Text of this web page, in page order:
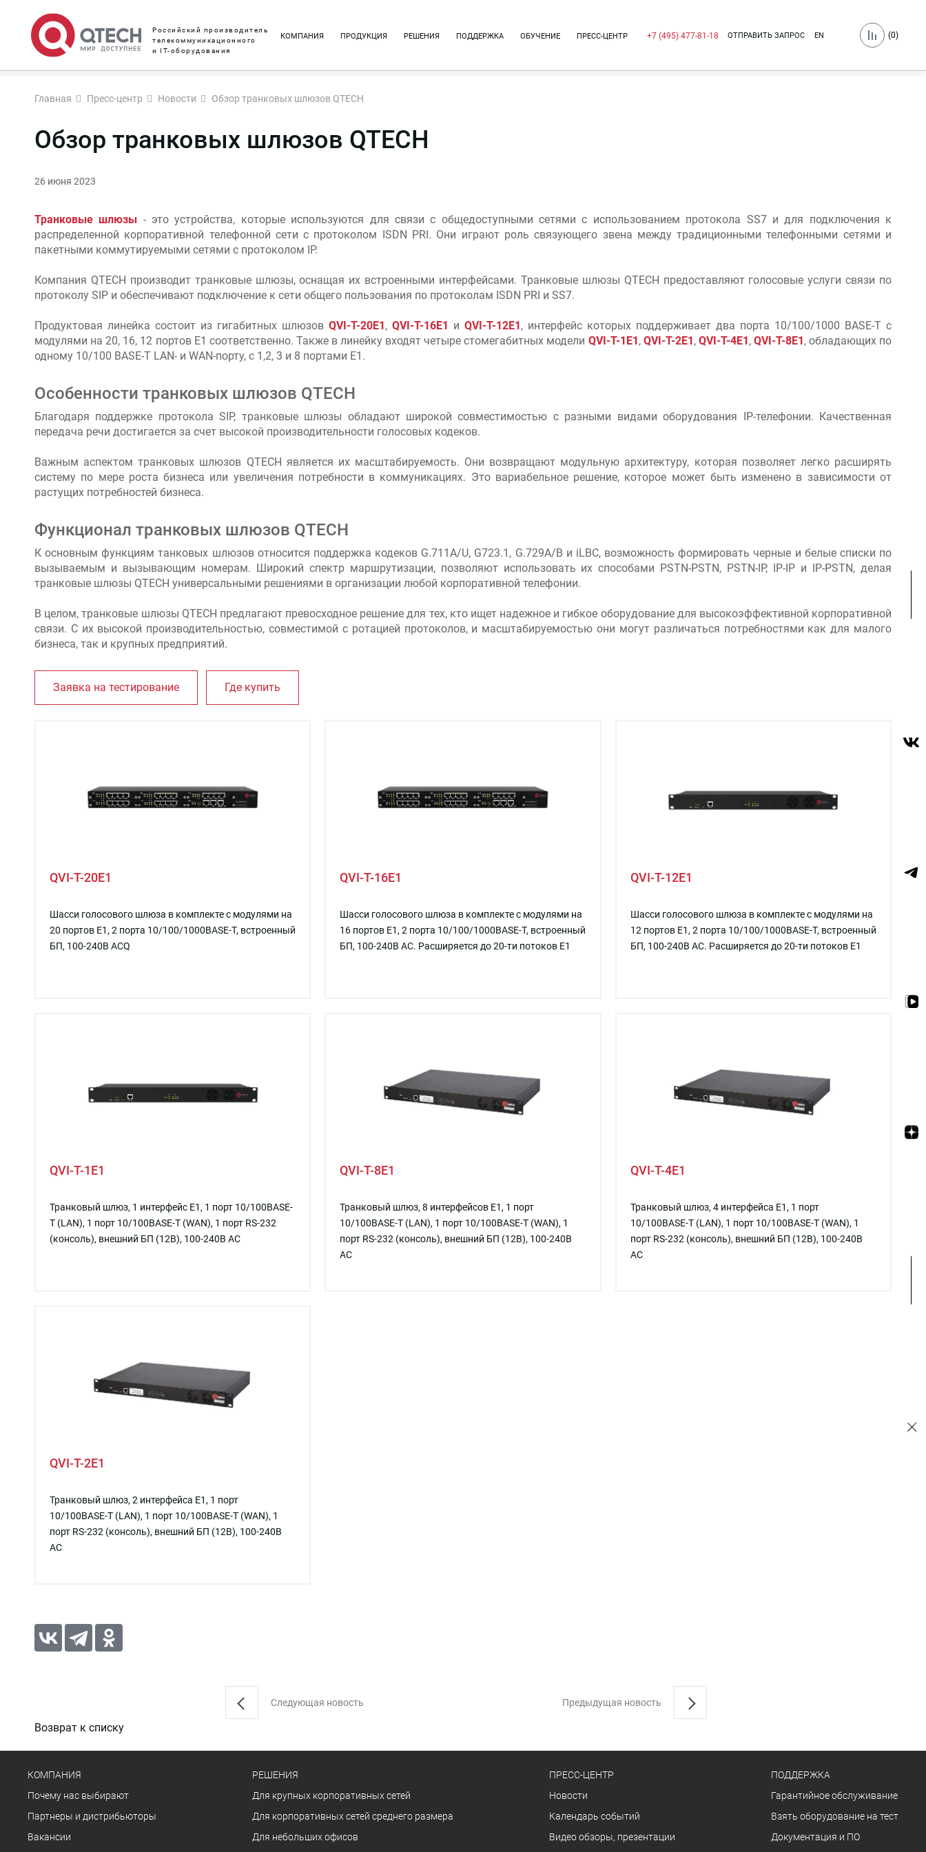
Российский производитель
телекоммуникационного
и IT-оборудования
КОМПАНИЯ ПРОДУКЦИЯ РЕШЕНИЯ ПОДДЕРЖКА ОБУЧЕНИЕ ПРЕСС-ЦЕНТР +7 (495) 477-81-18 ОТПРАВИТЬ ЗАПРОС EN (0)
Главная Пресс-центр Новости Обзор транковых шлюзов QTECH
Обзор транковых шлюзов QTECH
26 июня 2023
Транковые шлюзы - это устройства, которые используются для связи с общедоступными сетями с использованием протокола SS7 и для подключения к
распределенной корпоративной телефонной сети с протоколом ISDN PRI. Они играют роль связующего звена между традиционными телефонными сетями и
пакетными коммутируемыми сетями с протоколом IP.
Компания QTECH производит транковые шлюзы, оснащая их встроенными интерфейсами. Транковые шлюзы QTECH предоставляют голосовые услуги связи по
протоколу SIP и обеспечивают подключение к сети общего пользования по протоколам ISDN PRI и SS7.
Продуктовая линейка состоит из гигабитных шлюзов QVI-T-20E1, QVI-T-16E1 и QVI-T-12E1, интерфейс которых поддерживает два порта 10/100/1000 BASE-T с
модулями на 20, 16, 12 портов E1 соответственно. Также в линейку входят четыре стомегабитных модели QVI-T-1E1, QVI-T-2E1, QVI-T-4E1, QVI-T-8E1, обладающих по
одному 10/100 BASE-T LAN- и WAN-порту, с 1,2, 3 и 8 портами E1.
Особенности транковых шлюзов QTECH
Благодаря поддержке протокола SIP, транковые шлюзы обладают широкой совместимостью с разными видами оборудования IP-телефонии. Качественная
передача речи достигается за счет высокой производительности голосовых кодеков.
Важным аспектом транковых шлюзов QTECH является их масштабируемость. Они возвращают модульную архитектуру, которая позволяет легко расширять
систему по мере роста бизнеса или увеличения потребности в коммуникациях. Это вариабельное решение, которое может быть изменено в зависимости от
растущих потребностей бизнеса.
Функционал транковых шлюзов QTECH
К основным функциям танковых шлюзов относится поддержка кодеков G.711A/U, G723.1, G.729A/B и iLBC, возможность формировать черные и белые списки по
вызываемым и вызывающим номерам. Широкий спектр маршрутизации, позволяют использовать их способами PSTN-PSTN, PSTN-IP, IP-IP и IP-PSTN, делая
транковые шлюзы QTECH универсальными решениями в организации любой корпоративной телефонии.
В целом, транковые шлюзы QTECH предлагают превосходное решение для тех, кто ищет надежное и гибкое оборудование для высокоэффективной корпоративной
связи. С их высокой производительностью, совместимой с ротацией протоколов, и масштабируемостью они могут различаться потребностями как для малого
бизнеса, так и крупных предприятий.
QVI-T-20E1
Шасси голосового шлюза в комплекте с модулями на
20 портов E1, 2 порта 10/100/1000BASE-T, встроенный
БП, 100-240В ACQ
QVI-T-16E1
Шасси голосового шлюза в комплекте с модулями на
16 портов E1, 2 порта 10/100/1000BASE-T, встроенный
БП, 100-240В AC. Расширяется до 20-ти потоков E1
QVI-T-12E1
Шасси голосового шлюза в комплекте с модулями на
12 портов E1, 2 порта 10/100/1000BASE-T, встроенный
БП, 100-240В AC. Расширяется до 20-ти потоков E1
QVI-T-1E1
Транковый шлюз, 1 интерфейс E1, 1 порт 10/100BASE-
T (LAN), 1 порт 10/100BASE-T (WAN), 1 порт RS-232
(консоль), внешний БП (12В), 100-240В AC
QVI-T-8E1
Транковый шлюз, 8 интерфейсов E1, 1 порт
10/100BASE-T (LAN), 1 порт 10/100BASE-T (WAN), 1
порт RS-232 (консоль), внешний БП (12В), 100-240В
AC
QVI-T-4E1
Транковый шлюз, 4 интерфейса E1, 1 порт
10/100BASE-T (LAN), 1 порт 10/100BASE-T (WAN), 1
порт RS-232 (консоль), внешний БП (12В), 100-240В
AC
QVI-T-2E1
Транковый шлюз, 2 интерфейса E1, 1 порт
10/100BASE-T (LAN), 1 порт 10/100BASE-T (WAN), 1
порт RS-232 (консоль), внешний БП (12В), 100-240В
AC
Предыдущая новость
Следующая новость
Возврат к списку
КОМПАНИЯ
Почему нас выбирают
Партнеры и дистрибьюторы
Вакансии
РЕШЕНИЯ
Для крупных корпоративных сетей
Для корпоративных сетей среднего размера
Для небольших офисов
ПРЕСС-ЦЕНТР
Новости
Календарь событий
Видео обзоры, презентации
ПОДДЕРЖКА
Гарантийное обслуживание
Взять оборудование на тест
Документация и ПО